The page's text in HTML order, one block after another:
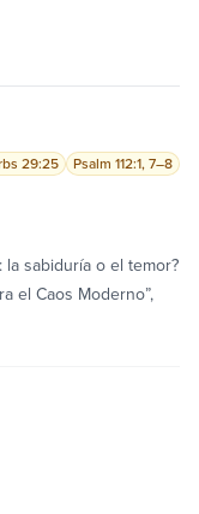
29:25 Psalm 112:1, 7–8
sabiduría o el temor?
el Caos Moderno”,